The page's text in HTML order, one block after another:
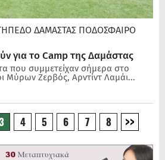
ΔΑΜΑΣΤΑΣ ΠΟΔΌΣΦΑΙΡΟ
για το Camp της Δαμάστας
που συμμετείχαν σήμερα στο
Μύρων Ζερβός, Αρντίντ Λαμάι...
4 5 6 7 8